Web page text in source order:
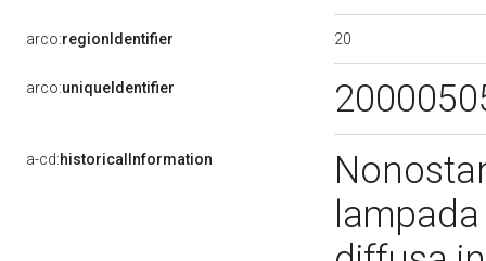
arco:regionIdentifier 20
arco:uniqueIdentifier
a-cd:historicalInformation